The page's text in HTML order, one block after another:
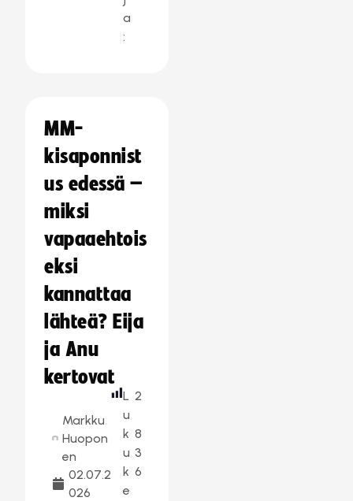
a
:
MM-
kisaponnist
us edessä –
miksi
vapaaehtois
eksi
kannattaa
lähteä? Eija
ja Anu
kertovat
Markku
Huopon
en
02.07.2
026
L
u
k
u
k
e
2
8
3
6